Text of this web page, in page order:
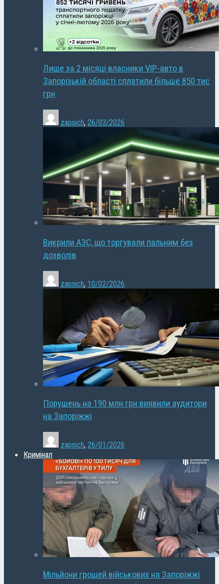
Лише за 2 місяці власники VIP-авто в
Запорізькій області сплатили більше 850 тис
грн
zapsich, 26/03/2026
Викрили АЗС, що торгували пальним без
дозволів
zapsich, 10/02/2026
Порушень на 190 млн грн виявили аудитори
на Запоріжжі
zapsich, 26/01/2026
Кримінал
Мільйони грошей військових на Запоріжжі